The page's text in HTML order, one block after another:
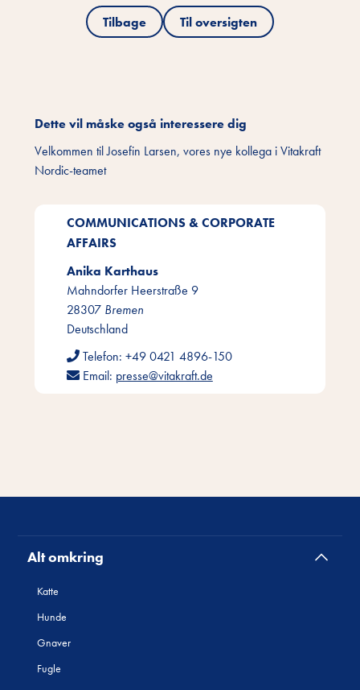
Tilbage Til oversigten
Dette vil måske også interessere dig
Velkommen til Josefin Larsen, vores nye kollega i Vitakraft
Nordic-teamet
COMMUNICATIONS & CORPORATE
AFFAIRS
Anika Karthaus
Mahndorfer Heerstraße 9
28307 Bremen
Deutschland
Telefon: +49 0421 4896-150
Email: presse@vitakraft.de
Alt omkring
Katte
Hunde
Gnaver
Fugle